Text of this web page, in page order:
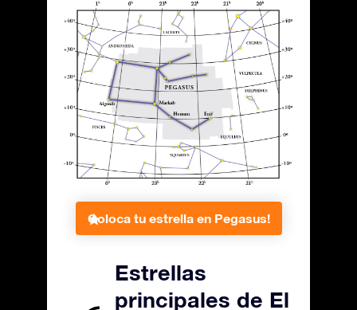
Coloca tu estrella en Pegasus!
Estrellas
principales de El